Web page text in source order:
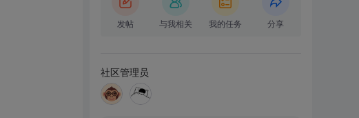
发帖 与我相关 我的任务 分享
社区管理员